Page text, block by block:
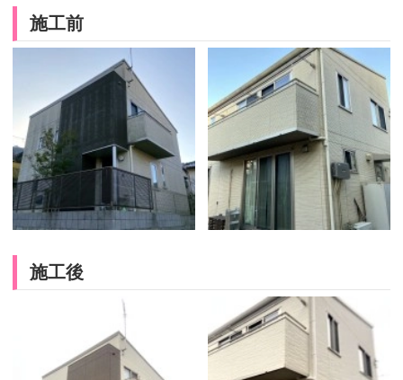
施工前
施工後